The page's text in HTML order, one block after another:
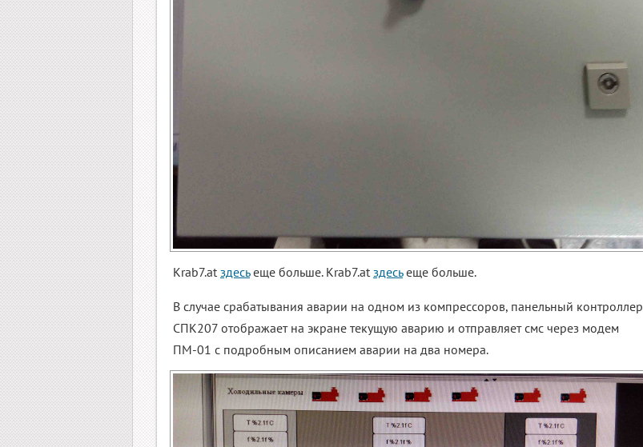
Krab7.at здесьеще больше. Krab7.at здесьеще больше.
В случае срабатывания аварии на одном из компрессоров, панельный контроллер
СПК207 отображает на экране текущую аварию и отправляет смс через модем
ПМ-01 с подробным описанием аварии на два номера.